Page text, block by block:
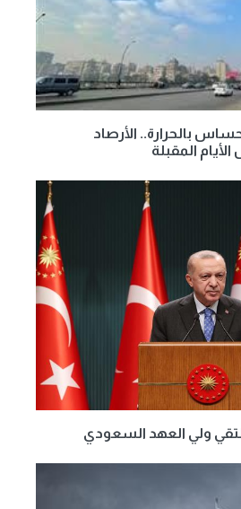
بالحرارة.. الأرصاد
المقبلة
ولي العهد السعودي